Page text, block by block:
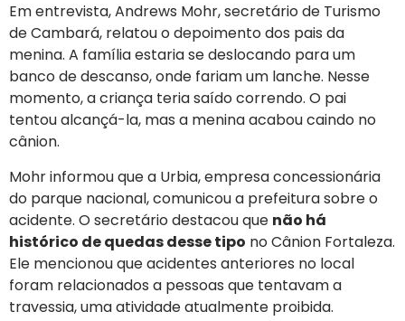
Em entrevista, Andrews Mohr, secretário de Turismo
de Cambará, relatou o depoimento dos pais da
menina. A família estaria se deslocando para um
banco de descanso, onde fariam um lanche. Nesse
momento, a criança teria saído correndo. O pai
tentou alcançá-la, mas a menina acabou caindo no
cânion.
Mohr informou que a Urbia, empresa concessionária
do parque nacional, comunicou a prefeitura sobre o
acidente. O secretário destacou que não há
histórico de quedas desse tipo no Cânion Fortaleza.
Ele mencionou que acidentes anteriores no local
foram relacionados a pessoas que tentavam a
travessia, uma atividade atualmente proibida.